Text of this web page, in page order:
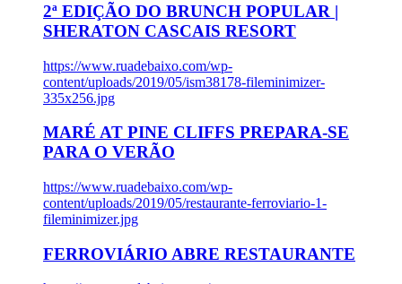
2ª EDIÇÃO DO BRUNCH POPULAR |
SHERATON CASCAIS RESORT
https://www.ruadebaixo.com/wp-
content/uploads/2019/05/ism38178-fileminimizer-
335x256.jpg
MARÉ AT PINE CLIFFS PREPARA-SE
PARA O VERÃO
https://www.ruadebaixo.com/wp-
content/uploads/2019/05/restaurante-ferroviario-1-
fileminimizer.jpg
FERROVIÁRIO ABRE RESTAURANTE